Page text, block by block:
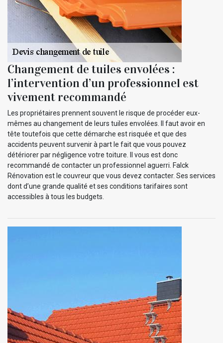
Changement de tuiles envolées :
l’intervention d’un professionnel est
vivement recommandé
Les propriétaires prennent souvent le risque de procéder eux-
mêmes au changement de leurs tuiles envolées. Il faut avoir en
tête toutefois que cette démarche est risquée et que des
accidents peuvent survenir à part le fait que vous pouvez
détériorer par négligence votre toiture. Il vous est donc
recommandé de contacter un professionnel aguerri. Falck
Rénovation est le couvreur que vous devez contacter. Ses services
dont d’une grande qualité et ses conditions tarifaires sont
accessibles à tous les budgets.